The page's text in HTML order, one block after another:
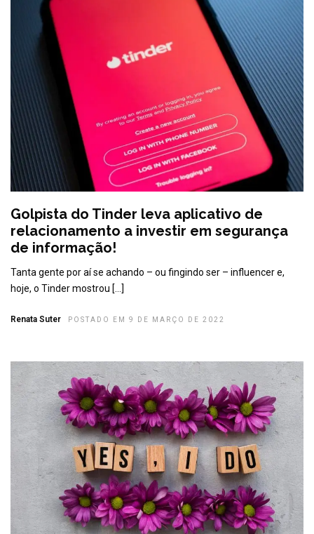
Golpista do Tinder leva aplicativo de
relacionamento a investir em segurança
de informação!
Tanta gente por aí se achando – ou fingindo ser – influencer e,
hoje, o Tinder mostrou […]
Renata Suter POSTADO EM 9 DE MARÇO DE 2022